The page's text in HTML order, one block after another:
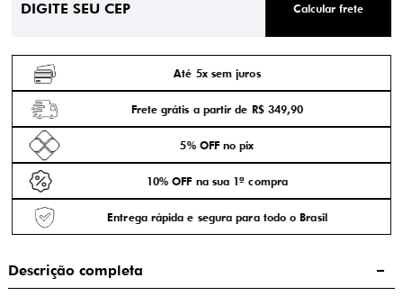
Calcular frete
Até 5x sem juros
Frete grátis a partir de R$ 349,90
5% OFF no pix
10% OFF na sua 1ª compra
Entrega rápida e segura para todo o Brasil
Descrição completa